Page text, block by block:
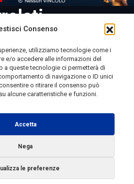
Consenso
utilizziamo tecnologie come i
e/o accedere alle informazioni del
a queste tecnologie ci permetterà di
di navigazione o ID unici
o ritirare il consenso può
alcune caratteristiche e funzioni.
Accetta
Nega
le preferenze
di Campobasso n. 133 del
Responsabile:MANUELA
4/5/1996 - Direttore Responsabile:
- P.IVA 00213640709